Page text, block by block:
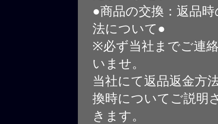
●商品の交換：返品
法について●
※必ず当社までご連
いませ。
当社にて返品返金方
換時についてご説明
きます。